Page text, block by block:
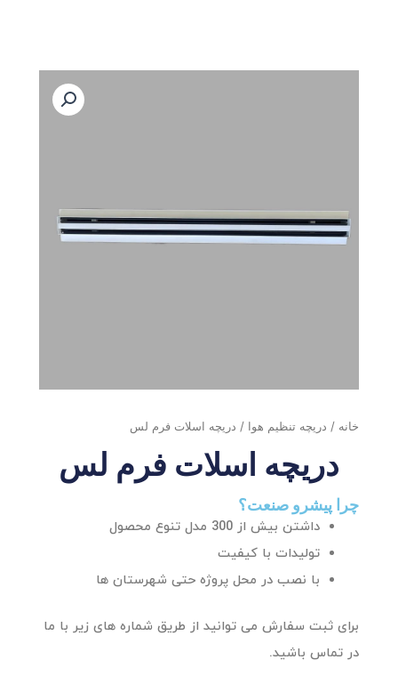
خانه / دریچه تنظیم هوا / دریچه اسلات فرم لس
دریچه اسلات فرم لس
چرا پیشرو صنعت؟
داشتن بیش از 300 مدل تنوع محصول
تولیدات با کیفیت
با نصب در محل پروژه حتی شهرستان ها
برای ثبت سفارش می توانید از طریق شماره های زیر با ما
در تماس باشید.